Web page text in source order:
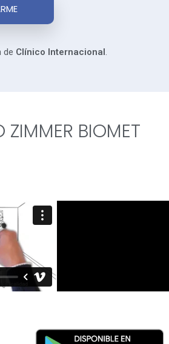
de Clínico Internacional.
BIOMET